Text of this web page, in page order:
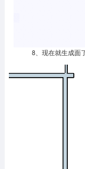
8、现在就生成面了